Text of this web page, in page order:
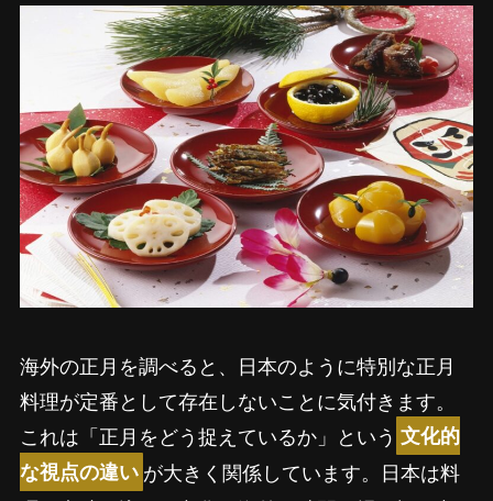
海外の正月を調べると、日本のように特別な正月
料理が定番として存在しないことに気付きます。
これは「正月をどう捉えているか」という 文化的
な視点の違いが大きく関係しています。日本は料